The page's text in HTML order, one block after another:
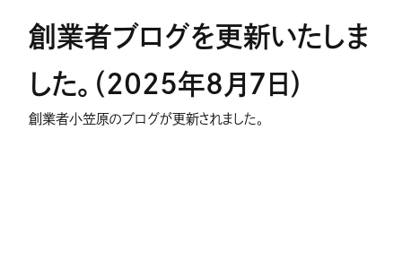
創業者ブログを更新いたしま
した。（2025年8月7日）
創業者小笠原のブログが更新されました。